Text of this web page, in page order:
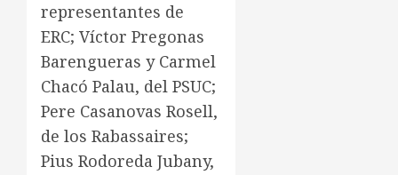
representantes de
ERC; Víctor Pregonas
Barengueras y Carmel
Chacó Palau, del PSUC;
Pere Casanovas Rosell,
de los Rabassaires;
Pius Rodoreda Jubany,